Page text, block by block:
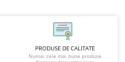
PRODUSE DE CALITATE
Numai cele mai bune produse